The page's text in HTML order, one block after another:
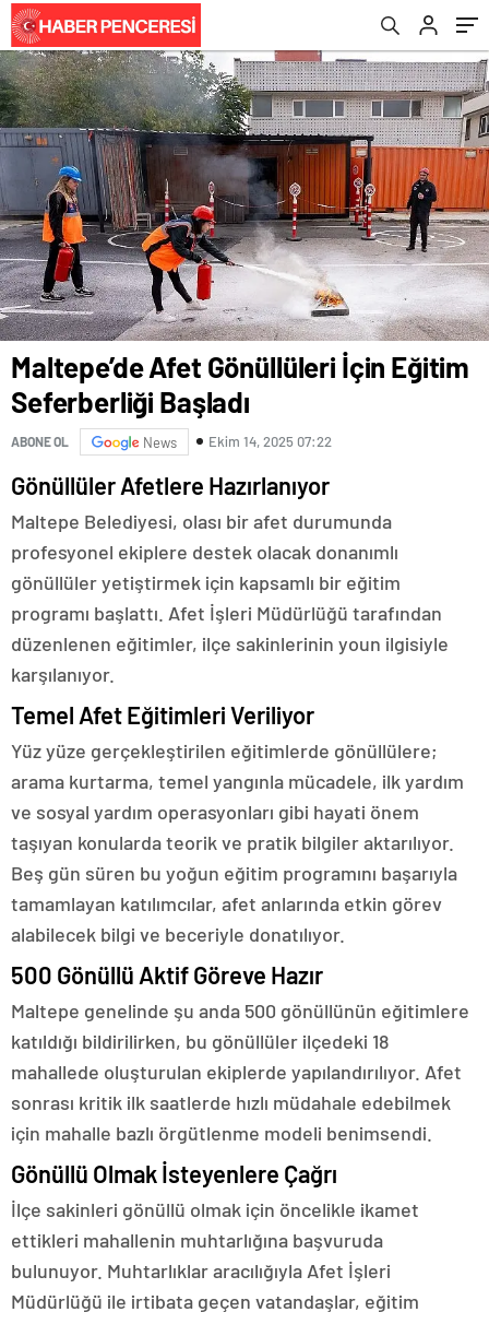
Maltepe’de Afet Gönüllüleri İçin Eğitim
Seferberliği Başladı
ABONE OL News Ekim 14, 2025 07:22
Gönüllüler Afetlere Hazırlanıyor
Maltepe Belediyesi, olası bir afet durumunda
profesyonel ekiplere destek olacak donanımlı
gönüllüler yetiştirmek için kapsamlı bir eğitim
programı başlattı. Afet İşleri Müdürlüğü tarafından
düzenlenen eğitimler, ilçe sakinlerinin youn ilgisiyle
karşılanıyor.
Temel Afet Eğitimleri Veriliyor
Yüz yüze gerçekleştirilen eğitimlerde gönüllülere;
arama kurtarma, temel yangınla mücadele, ilk yardım
ve sosyal yardım operasyonları gibi hayati önem
taşıyan konularda teorik ve pratik bilgiler aktarılıyor.
Beş gün süren bu yoğun eğitim programını başarıyla
tamamlayan katılımcılar, afet anlarında etkin görev
alabilecek bilgi ve beceriyle donatılıyor.
500 Gönüllü Aktif Göreve Hazır
Maltepe genelinde şu anda 500 gönüllünün eğitimlere
katıldığı bildirilirken, bu gönüllüler ilçedeki 18
mahallede oluşturulan ekiplerde yapılandırılıyor. Afet
sonrası kritik ilk saatlerde hızlı müdahale edebilmek
için mahalle bazlı örgütlenme modeli benimsendi.
Gönüllü Olmak İsteyenlere Çağrı
İlçe sakinleri gönüllü olmak için öncelikle ikamet
ettikleri mahallenin muhtarlığına başvuruda
bulunuyor. Muhtarlıklar aracılığıyla Afet İşleri
Müdürlüğü ile irtibata geçen vatandaşlar, eğitim